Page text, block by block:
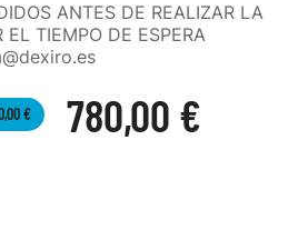
ANTES DE REALIZAR LA
EL TIEMPO DE ESPERA
780,00 €
€